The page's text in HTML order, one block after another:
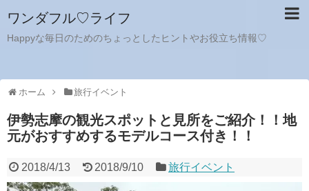
ワンダフル♡ライフ
Happyな毎日のためのちょっとしたヒントやお役立ち情報♡
ホーム 旅行イベント
伊勢志摩の観光スポットと見所をご紹介！！地
元がおすすめするモデルコース付き！！
2018/4/13 2018/9/10 旅行イベント